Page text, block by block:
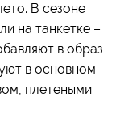
В сезоне
на танкетке –
в образ
в основном
плетеными